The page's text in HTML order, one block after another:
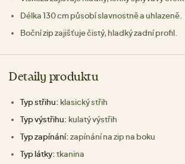
Délka 130 cm působí slavnostně a uhlazeně.
Boční zip zajišťuje čistý, hladký zadní profil.
Detaily produktu
Typ střihu: klasický střih
Typ výstřihu: kulatý výstřih
Typ zapínání: zapínání na zip na boku
Typ látky: tkanina